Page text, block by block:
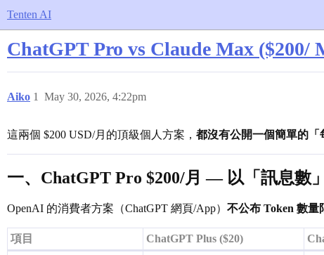
Tenten AI
ChatGPT Pro vs Claude Max ($200/
Aiko May 30, 2026, 4:22pm
1
這兩個 $200 USD/月的頂級個人方案， 都沒有公開一個簡單的「
一、ChatGPT Pro $200/月 — 以「訊息數
OpenAI 的消費者方案（ChatGPT 網頁/App） 不公布 Token 數量
項目 ChatGPT Plus ($20)